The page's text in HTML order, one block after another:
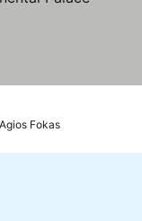
Fokas